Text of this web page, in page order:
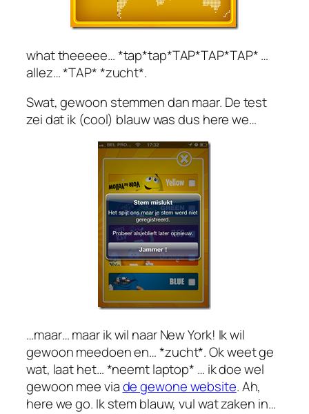
what theeeee… *tap*tap*TAP*TAP*TAP* …
allez… *TAP* *zucht*.
Swat, gewoon stemmen dan maar. De test
zei dat ik (cool) blauw was dus here we…
…maar… maar ik wil naar New York! Ik wil
gewoon meedoen en… *zucht*. Ok weet ge
wat, laat het… *neemt laptop* … ik doe wel
gewoon mee viade gewone website. Ah,
here we go. Ik stem blauw, vul wat zaken in…